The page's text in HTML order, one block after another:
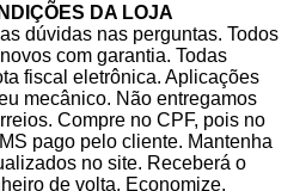
DA LOJA
dúvidas nas perguntas. Todos
com garantia. Todas
fiscal eletrônica. Aplicações
mecânico. Não entregamos
Compre no CPF, pois no
pago pelo cliente. Mantenha
no site. Receberá o
de volta. Economize,